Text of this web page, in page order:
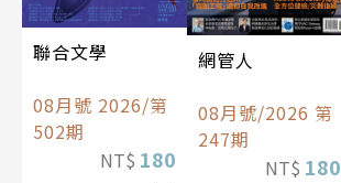
聯合文學
08月號 2026/第
502期
NT$ 180
網管人
08月號/2026 第
247期
NT$ 180